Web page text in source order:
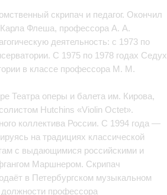
скрипач и педагог. Окончил
Карла Флеша, профессора А. А.
деятельность: с 1973 по
С 1975 по 1978 годах Седух
в классе профессора М. М.
Театра оперы и балета им. Кирова,
Hutchins «Violin Octet».
коллектива России. С 1994 года —
на традициях классической
с выдающимися российскими и
Маршнером. Скрипач
в Петербургском музыкальном
профессора